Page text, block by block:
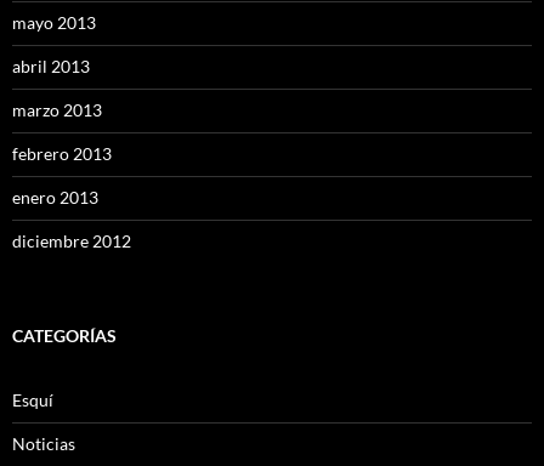
mayo 2013
abril 2013
marzo 2013
febrero 2013
enero 2013
diciembre 2012
CATEGORÍAS
Esquí
Noticias